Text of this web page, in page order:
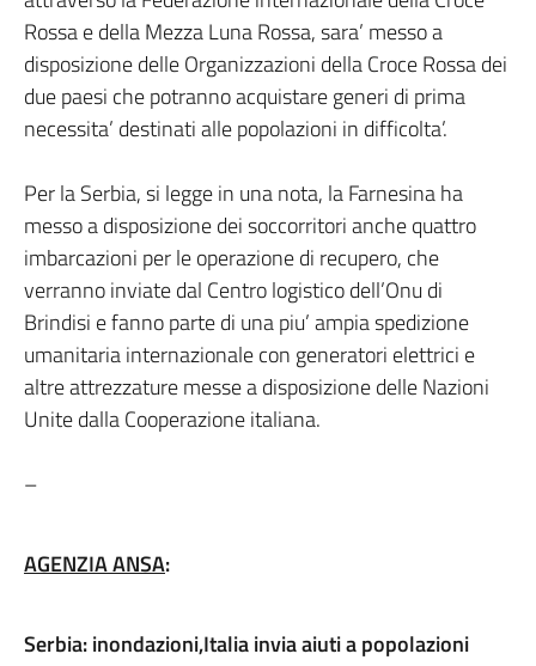
Rossa e della Mezza Luna Rossa, sara’ messo a
disposizione delle Organizzazioni della Croce Rossa dei
due paesi che potranno acquistare generi di prima
necessita’ destinati alle popolazioni in difficolta’.
Per la Serbia, si legge in una nota, la Farnesina ha
messo a disposizione dei soccorritori anche quattro
imbarcazioni per le operazione di recupero, che
verranno inviate dal Centro logistico dell’Onu di
Brindisi e fanno parte di una piu’ ampia spedizione
umanitaria internazionale con generatori elettrici e
altre attrezzature messe a disposizione delle Nazioni
Unite dalla Cooperazione italiana.
–
AGENZIA ANSA:
Serbia: inondazioni,Italia invia aiuti a popolazioni